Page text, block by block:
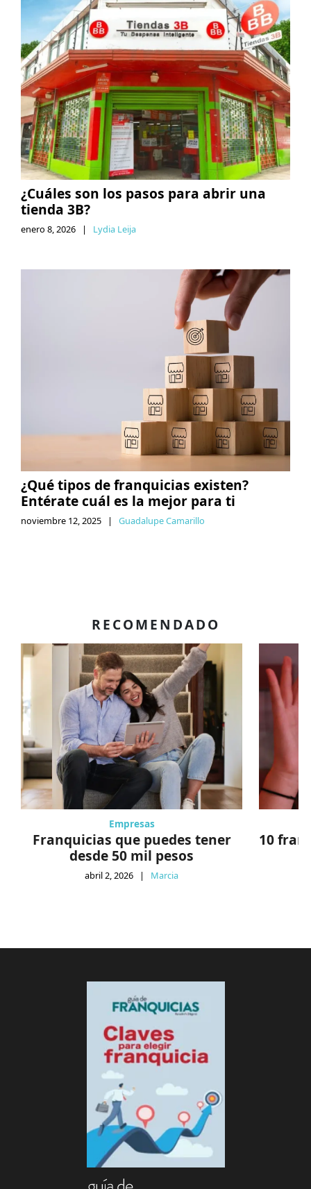
¿Cuáles son los pasos para abrir una
tienda 3B?
enero 8, 2026 | Lydia Leija
¿Qué tipos de franquicias existen?
Entérate cuál es la mejor para ti
noviembre 12, 2025 | Guadalupe Camarillo
RECOMENDADO
Empresas
Franquicias que puedes tener
desde 50 mil pesos
abril 2, 2026 | Marcia
10